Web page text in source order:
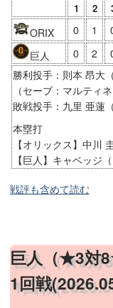
ユーピーアールスタ
オーヴィジョンス
三次きんさいスタジ
福山市民球場
呉市二河野球場
岡山県倉敷スポー
姫路球場
舞洲ベースボール
わかさスタジアム
小牧市総合運動場野
ナゴヤ球場
岡崎レッドダイヤ
長良川球場
1 2
ORIX 0 1
巨人
0 2
勝利投手：則本 昂大
（セーブ：マルティ
敗戦投手：九里 亜蓮
本塁打
【オリックス】中川
【巨人】キャベッジ
戦評も含めて読む
巨人（★3対
1回戦